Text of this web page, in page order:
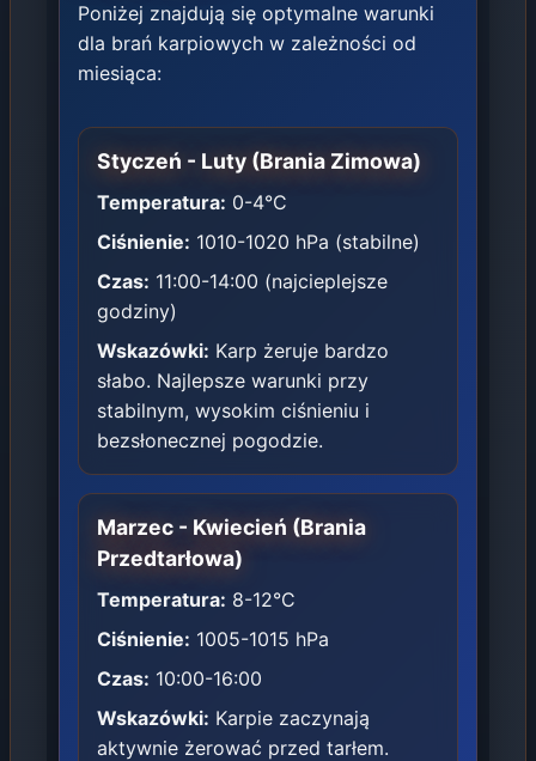
Poniżej znajdują się optymalne warunki
dla brań karpiowych w zależności od
miesiąca:
Styczeń - Luty (Brania Zimowa)
Temperatura: 0-4°C
Ciśnienie: 1010-1020 hPa (stabilne)
Czas: 11:00-14:00 (najcieplejsze
godziny)
Wskazówki: Karp żeruje bardzo
słabo. Najlepsze warunki przy
stabilnym, wysokim ciśnieniu i
bezsłonecznej pogodzie.
Marzec - Kwiecień (Brania
Przedtarłowa)
Temperatura: 8-12°C
Ciśnienie: 1005-1015 hPa
Czas: 10:00-16:00
Wskazówki: Karpie zaczynają
aktywnie żerować przed tarłem.